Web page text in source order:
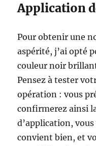
Application
Pour obtenir une
aspérité, j’ai opté
couleur noir
Pensez à tester
opération : vous
confirmerez ainsi
d’application,
convient bien, et